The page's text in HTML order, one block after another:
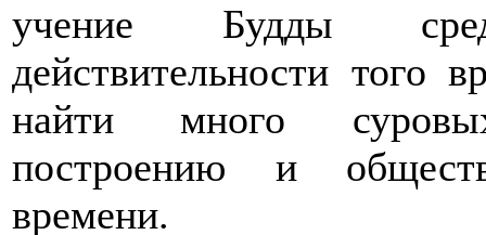
учение Будды
действительности того
найти много
построению и
времени.